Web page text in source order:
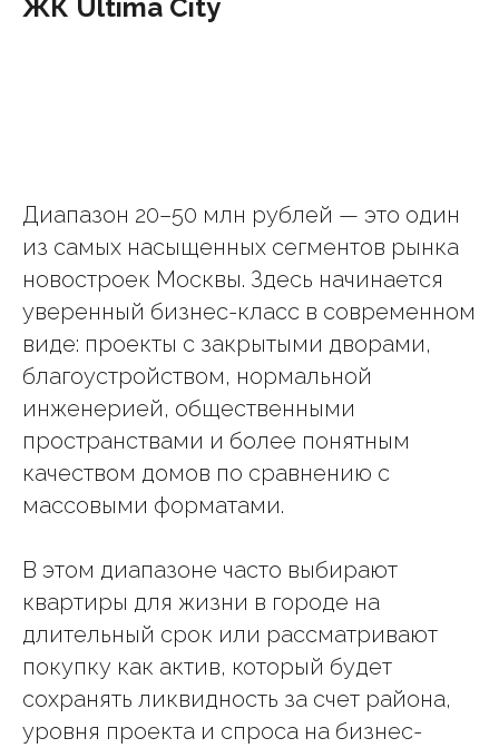
ЖК Ultima City
Диапазон 20–50 млн рублей — это один
из самых насыщенных сегментов рынка
новостроек Москвы. Здесь начинается
уверенный бизнес-класс в современном
виде: проекты с закрытыми дворами,
благоустройством, нормальной
инженерией, общественными
пространствами и более понятным
качеством домов по сравнению с
массовыми форматами.
В этом диапазоне часто выбирают
квартиры для жизни в городе на
длительный срок или рассматривают
покупку как актив, который будет
сохранять ликвидность за счет района,
уровня проекта и спроса на бизнес-